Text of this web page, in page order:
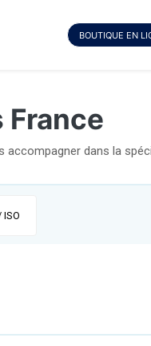
BOUTIQUE EN
France
dans la
ISO